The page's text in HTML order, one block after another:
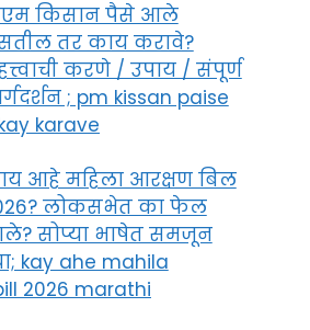
किसान पैसे आले
तर काय करावे?
करणे / उपाय / संपूर्ण
; pm kissan paise
karave
आहे महिला आरक्षण बिल
लोकसभेत का फेल
सोप्या भाषेत समजून
kay ahe mahila
2026 marathi